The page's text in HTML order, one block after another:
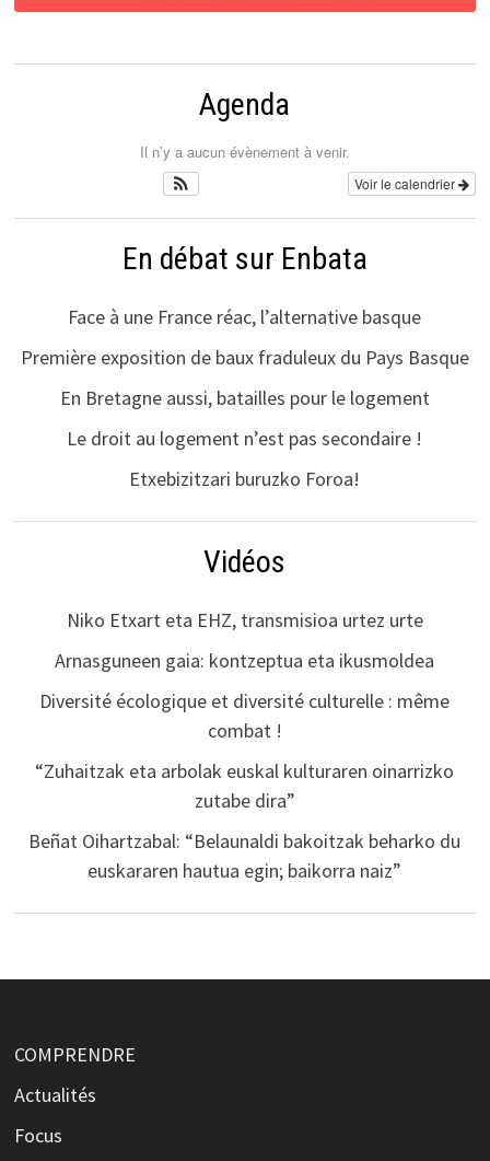
Agenda
Il n’y a aucun évènement à venir.
Voir le calendrier
En débat sur Enbata
Face à une France réac, l’alternative basque
Première exposition de baux fraduleux du Pays Basque
En Bretagne aussi, batailles pour le logement
Le droit au logement n’est pas secondaire !
Etxebizitzari buruzko Foroa!
Vidéos
Niko Etxart eta EHZ, transmisioa urtez urte
Arnasguneen gaia: kontzeptua eta ikusmoldea
Diversité écologique et diversité culturelle : même
combat !
“Zuhaitzak eta arbolak euskal kulturaren oinarrizko
zutabe dira”
Beñat Oihartzabal: “Belaunaldi bakoitzak beharko du
euskararen hautua egin; baikorra naiz”
COMPRENDRE
Actualités
Focus